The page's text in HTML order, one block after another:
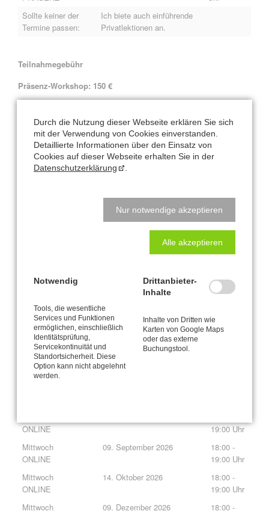
Sollte keiner der
Termine passen:
Ich biete auch einführende
Privatlektionen an.
Teilnahmegebühr
Präsenz-Workshop: 150 €
Online-Workshop: 99 €
Bonus: 1 zusätzliche Kursstunde für Einsteiger
Teilnehmer 4 — 8 Personen
Kostenfreie Abmeldungen spätestens 1 Woche vorher.
Bei späterer Abmeldung ist die volle Kursgebühr zu entrichten.
CANTIENICA Kurz-Einführung ONLINE
Wenn eine ausführliche Einführung derzeit nicht möglich ist
Mit der 60-minütigen Online-Kurz-Einführung biete ich einen
zeitlich und finanziell niedrigschwelligeren Einstieg an. Sie
vermittelt ausgewählte Grundlagen, kann jedoch naturgemäß nicht
die Tiefe und den Umfang eines regulären Basis-Workshops
erreichen.
ONLINE
19:00 Uhr
Mittwoch
ONLINE
09. September 2026
18:00 -
19:00 Uhr
Mittwoch
ONLINE
14. Oktober 2026
18:00 -
19:00 Uhr
Mittwoch
09. Dezember 2026
18:00 -
Durch die Nutzung dieser Webseite erklären Sie sich
mit der Verwendung von Cookies einverstanden.
Detaillierte Informationen über den Einsatz von
Cookies auf dieser Webseite erhalten Sie in der
Datenschutzerklärung
Nur notwendige akzeptieren
Alle akzeptieren
Notwendig
Tools, die wesentliche
Services und Funktionen
ermöglichen, einschließlich
Identitätsprüfung,
Servicekontinuität und
Standortsicherheit. Diese
Option kann nicht abgelehnt
werden.
Drittanbieter-
Inhalte
Inhalte von Dritten wie
Karten von Google Maps
oder das externe
Buchungstool.